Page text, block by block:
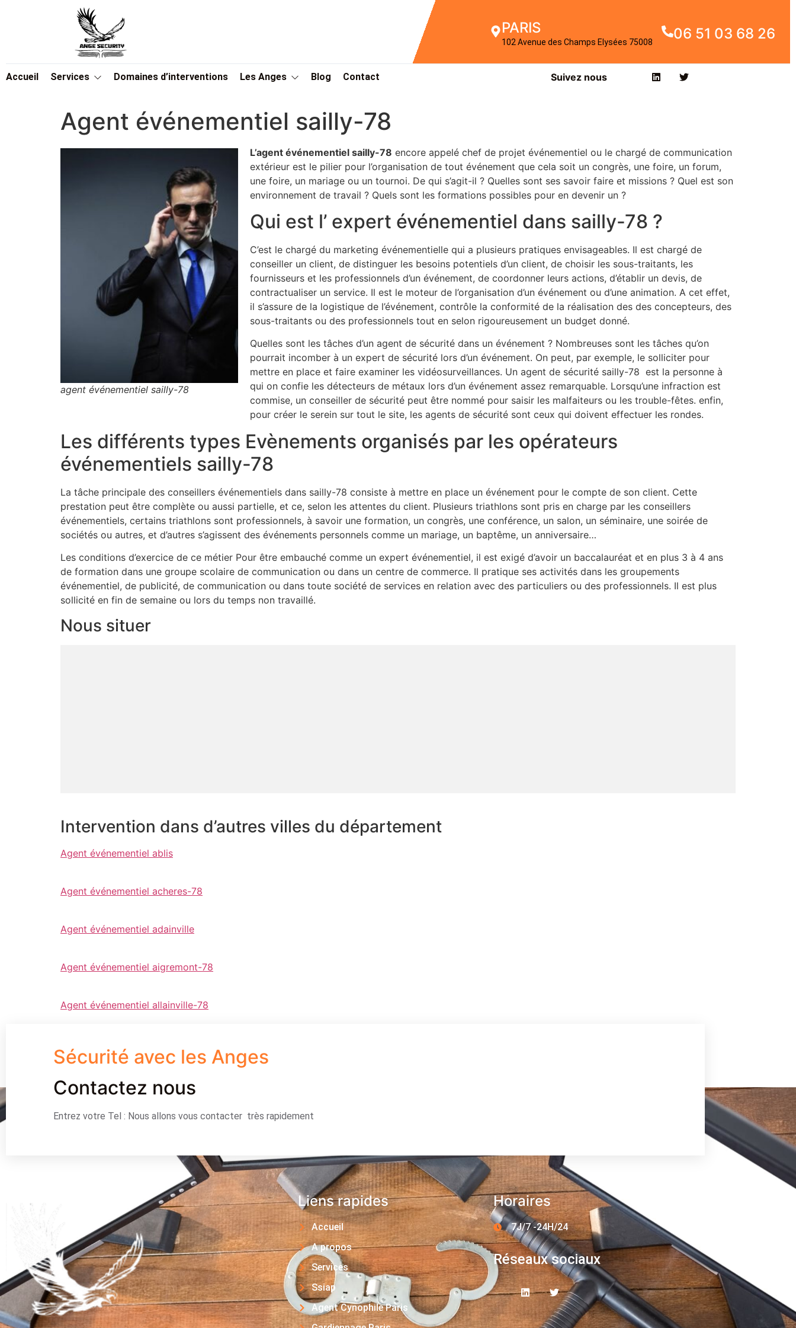
PARIS
102 Avenue des Champs Elysées 75008 06 51 03 68 26
Accueil Services Domaines d’interventions Les Anges Blog Contact Suivez nous
Agent événementiel sailly-78
agent événementiel sailly-78
L’agent événementiel sailly-78 encore appelé chef de projet événementiel ou le chargé de communication
extérieur est le pilier pour l’organisation de tout événement que cela soit un congrès, une foire, un forum,
une foire, un mariage ou un tournoi. De qui s’agit-il ? Quelles sont ses savoir faire et missions ? Quel est son
environnement de travail ? Quels sont les formations possibles pour en devenir un ?
Qui est l’ expert événementiel dans sailly-78 ?
C’est le chargé du marketing événementielle qui a plusieurs pratiques envisageables. Il est chargé de
conseiller un client, de distinguer les besoins potentiels d’un client, de choisir les sous-traitants, les
fournisseurs et les professionnels d’un événement, de coordonner leurs actions, d’établir un devis, de
contractualiser un service. Il est le moteur de l’organisation d’un événement ou d’une animation. A cet effet,
il s’assure de la logistique de l’événement, contrôle la conformité de la réalisation des des concepteurs, des
sous-traitants ou des professionnels tout en selon rigoureusement un budget donné.
Quelles sont les tâches d’un agent de sécurité dans un événement ? Nombreuses sont les tâches qu’on
pourrait incomber à un expert de sécurité lors d’un événement. On peut, par exemple, le solliciter pour
mettre en place et faire examiner les vidéosurveillances. Un agent de sécurité sailly-78 est la personne à
qui on confie les détecteurs de métaux lors d’un événement assez remarquable. Lorsqu’une infraction est
commise, un conseiller de sécurité peut être nommé pour saisir les malfaiteurs ou les trouble-fêtes. enfin,
pour créer le serein sur tout le site, les agents de sécurité sont ceux qui doivent effectuer les rondes.
Les différents types Evènements organisés par les opérateurs
événementiels sailly-78
La tâche principale des conseillers événementiels dans sailly-78 consiste à mettre en place un événement pour le compte de son client. Cette
prestation peut être complète ou aussi partielle, et ce, selon les attentes du client. Plusieurs triathlons sont pris en charge par les conseillers
événementiels, certains triathlons sont professionnels, à savoir une formation, un congrès, une conférence, un salon, un séminaire, une soirée de
sociétés ou autres, et d’autres s’agissent des événements personnels comme un mariage, un baptême, un anniversaire…
Les conditions d’exercice de ce métier Pour être embauché comme un expert événementiel, il est exigé d’avoir un baccalauréat et en plus 3 à 4 ans
de formation dans une groupe scolaire de communication ou dans un centre de commerce. Il pratique ses activités dans les groupements
événementiel, de publicité, de communication ou dans toute société de services en relation avec des particuliers ou des professionnels. Il est plus
sollicité en fin de semaine ou lors du temps non travaillé.
Nous situer
Intervention dans d’autres villes du département
Agent événementiel ablis
Agent événementiel acheres-78
Agent événementiel adainville
Agent événementiel aigremont-78
Agent événementiel allainville-78
Sécurité avec les Anges
Contactez nous
Entrez votre Tel : Nous allons vous contacter très rapidement
Liens rapides
Accueil
A propos
Services
Ssiap
Agent Cynophile Paris
Horaires
7J/7 -24H/24
Réseaux sociaux